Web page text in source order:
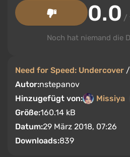
Need for Speed: Undercover /
Autor:nstepanov
Hinzugefügt von:
Missiya
Größe:160.14 kB
Datum:29 März 2018, 07:26
Downloads:839
0.0 /
Noch hat niemand die